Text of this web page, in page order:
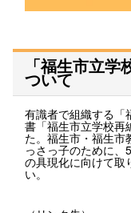
「福生市立
ついて
有識者で組織する「
書「福生市立学校再
た。福生市・福生市
っさっ子のために
の具現化に向けて取
い。